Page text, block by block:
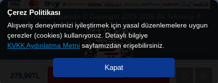
TÜKENDİ
Tüm Hakları Saklıdır © Copyright 2019-2026 BK Teknoloji ®
Kapat
Çerez Politikası
Alışveriş deneyiminizi iyileştirmek için yasal düzenlemelere uygun
çerezler (cookies) kullanıyoruz. Detaylı bilgiye
KVKK Aydınlatma Metni sayfamızdan erişebilirsiniz.